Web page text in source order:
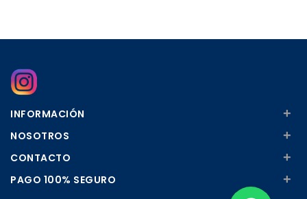
INFORMACIÓN +
NOSOTROS +
CONTACTO +
PAGO 100% SEGURO +